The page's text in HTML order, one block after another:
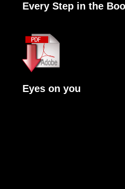
Every Step in the
Eyes on you